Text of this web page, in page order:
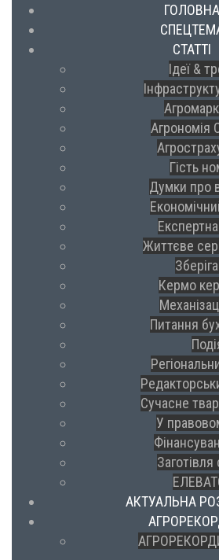
ГОЛОВНА
СТАТТІ
Ідеї &
Агрономія
Гість
Думки про
Життєве
Кермо
Питання
Сучасне
У
АКТУАЛЬНА